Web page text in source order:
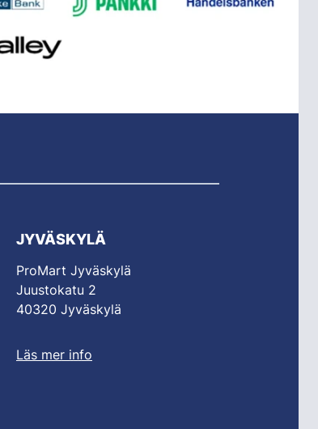
JYVÄSKYLÄ
ProMart Jyväskylä
Juustokatu 2
40320 Jyväskylä
Läs mer info